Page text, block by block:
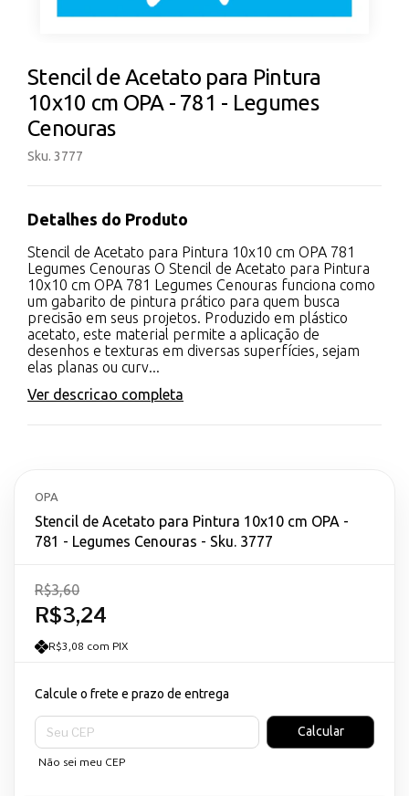
Stencil de Acetato para Pintura
10x10 cm OPA - 781 - Legumes
Cenouras
Sku. 3777
Detalhes do Produto
Stencil de Acetato para Pintura 10x10 cm OPA 781
Legumes Cenouras O Stencil de Acetato para Pintura
10x10 cm OPA 781 Legumes Cenouras funciona como
um gabarito de pintura prático para quem busca
precisão em seus projetos. Produzido em plástico
acetato, este material permite a aplicação de
desenhos e texturas em diversas superfícies, sejam
elas planas ou curv...
Ver descricao completa
OPA
Stencil de Acetato para Pintura 10x10 cm OPA -
781 - Legumes Cenouras - Sku. 3777
R$3,24
R$3,60
R$3,08 com PIX
Calcule o frete e prazo de entrega
Entregas para o CEP:
Calcular
Não sei meu CEP